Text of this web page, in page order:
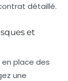
détaillé.
et
place des
une